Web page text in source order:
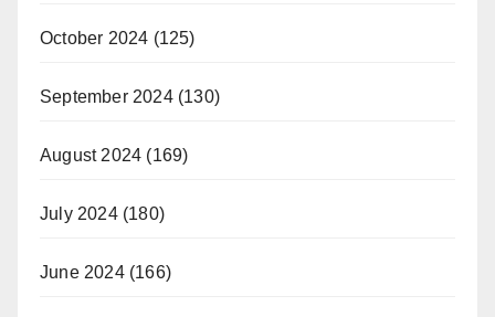
October 2024 (125)
September 2024(130)
August 2024 (169)
July 2024(180)
June 2024(166)